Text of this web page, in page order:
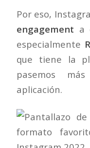
Por eso,
engagement a
especialmente
que tiene la
pasemos
aplicación.